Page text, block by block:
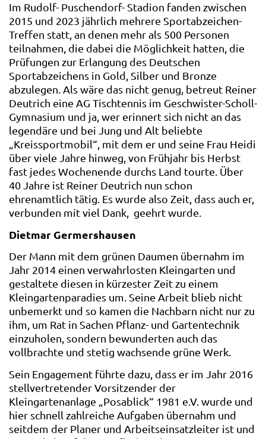
Im Rudolf- Puschendorf- Stadion fanden zwischen
2015 und 2023 jährlich mehrere Sportabzeichen-
Treffen statt, an denen mehr als 500 Personen
teilnahmen, die dabei die Möglichkeit hatten, die
Prüfungen zur Erlangung des Deutschen
Sportabzeichens in Gold, Silber und Bronze
abzulegen. Als wäre das nicht genug, betreut Reiner
Deutrich eine AG Tischtennis im Geschwister-Scholl-
Gymnasium und ja, wer erinnert sich nicht an das
legendäre und bei Jung und Alt beliebte
„Kreissportmobil“, mit dem er und seine Frau Heidi
über viele Jahre hinweg, von Frühjahr bis Herbst
fast jedes Wochenende durchs Land tourte. Über
40 Jahre ist Reiner Deutrich nun schon
ehrenamtlich tätig. Es wurde also Zeit, dass auch er,
verbunden mit viel Dank, geehrt wurde.
Dietmar Germershausen
Der Mann mit dem grünen Daumen übernahm im
Jahr 2014 einen verwahrlosten Kleingarten und
gestaltete diesen in kürzester Zeit zu einem
Kleingartenparadies um. Seine Arbeit blieb nicht
unbemerkt und so kamen die Nachbarn nicht nur zu
ihm, um Rat in Sachen Pflanz- und Gartentechnik
einzuholen, sondern bewunderten auch das
vollbrachte und stetig wachsende grüne Werk.
Sein Engagement führte dazu, dass er im Jahr 2016
stellvertretender Vorsitzender der
Kleingartenanlage „Posablick“ 1981 e.V. wurde und
hier schnell zahlreiche Aufgaben übernahm und
seitdem der Planer und Arbeitseinsatzleiter ist und